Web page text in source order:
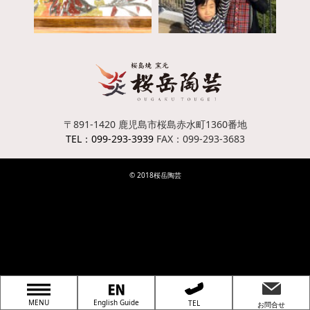
〒891-1420 鹿児島市桜島赤水町1360番地
TEL：099-293-3939 FAX：099-293-3683
© 2018桜岳陶芸
MENU English Guide TEL お問合せ